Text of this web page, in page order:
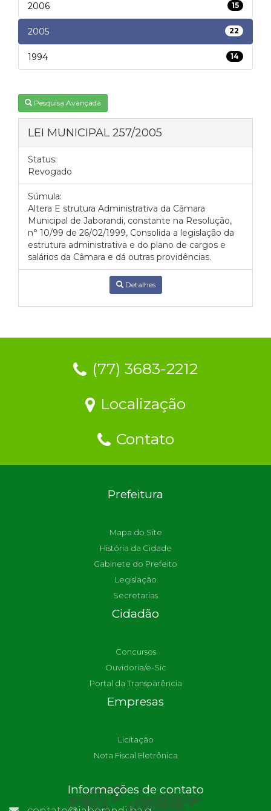
2006 15
2005 22
1994 14
Pesquisa Avançada
LEI MUNICIPAL 257/2005
Status:
Revogado
Súmula:
Altera E strutura Administrativa da Câmara
Municipal de Jaborandi, constante na Resolução,
n° 10/99 de 26/02/1999, Consolida a legislação da
estrutura administrativa e do plano de cargos e
salários da Câmara e dá outras providências.
Detalhes
(77) 3683-2212
Localização
Contato
Prefeitura
Mapa do Site
História da Cidade
Gabinete do Prefeito
Legislação
Secretarias
Cidadão
Concursos
Ouvidoria/e-Sic
Portal da Transparência
Empresas
Licitação
Nota Fiscal Eletrônica
Informações de contato